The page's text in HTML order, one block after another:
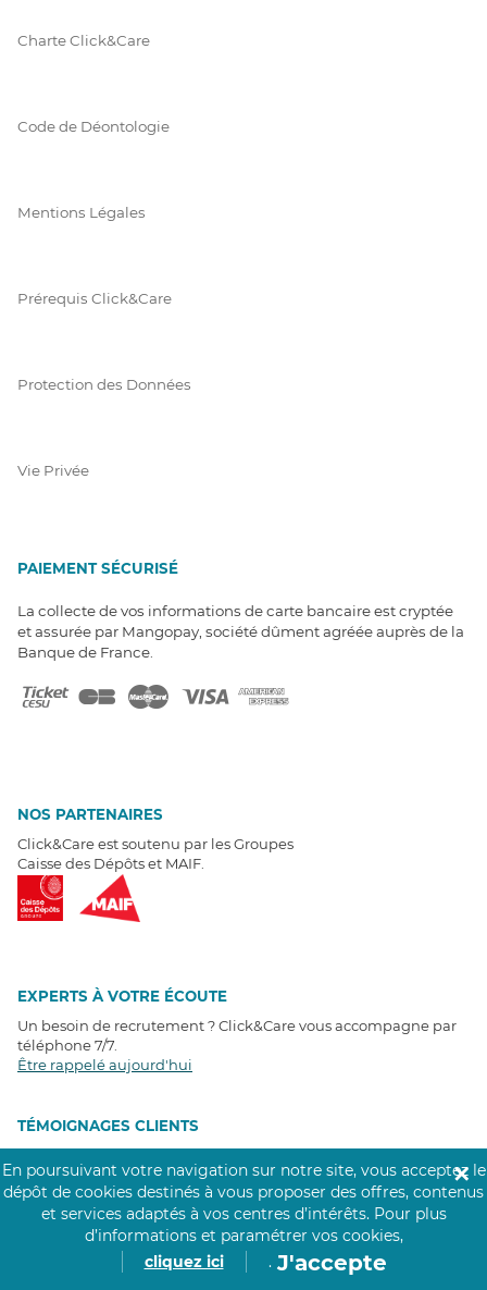
Charte Click&Care
Code de Déontologie
Mentions Légales
Prérequis Click&Care
Protection des Données
Vie Privée
PAIEMENT SÉCURISÉ
La collecte de vos informations de carte bancaire est cryptée
et assurée par Mangopay, société dûment agréée auprès de la
Banque de France.
NOS PARTENAIRES
Click&Care est soutenu par les Groupes
Caisse des Dépôts et MAIF.
EXPERTS À VOTRE ÉCOUTE
Un besoin de recrutement ? Click&Care vous accompagne par
téléphone 7/7
Être rappelé aujourd'hui
TÉMOIGNAGES CLIENTS
4,6/5
Avis clientsrécoltés sur
Google
En poursuivant votre navigation sur notre site, vous acceptez le
dépôt de cookies destinés à vous proposer des offres, contenus
et services adaptés à vos centres d’intérêts. Pour plus
d’informations et paramétrer vos cookies,
cliquez ici
. J'accepte
✕